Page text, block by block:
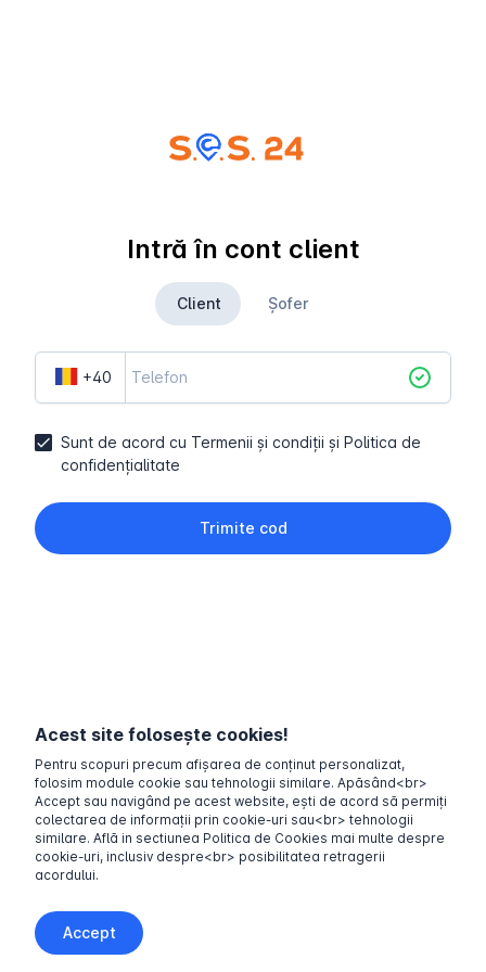
Intră în cont client
Client Șofer
+40
Sunt de acord cu Termenii și condiții și Politica de
confidențialitate
Trimite cod
Acest site folosește cookies!
Pentru scopuri precum afișarea de conținut personalizat,
folosim module cookie sau tehnologii similare. Apăsând<br>
Accept sau navigând pe acest website, ești de acord să permiți
colectarea de informații prin cookie-uri sau<br> tehnologii
similare. Află in sectiunea Politica de Cookies mai multe despre
cookie-uri, inclusiv despre<br> posibilitatea retragerii
acordului.
Accept